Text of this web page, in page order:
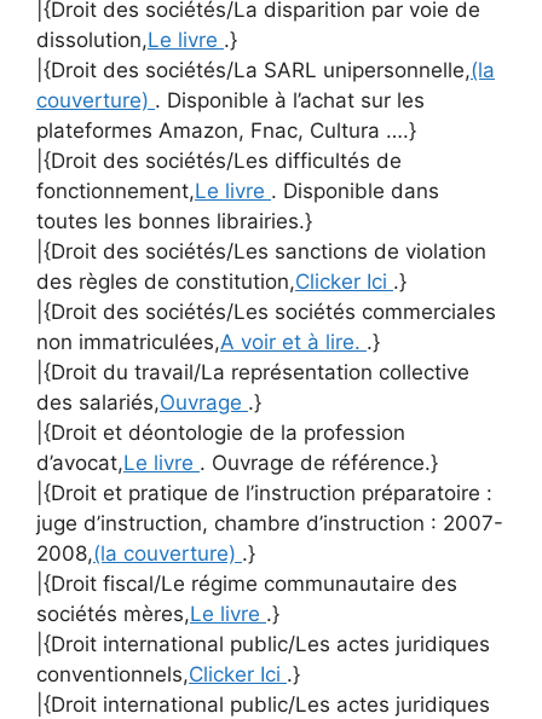
|{Droit des sociétés/La disparition par voie de
dissolution,Le livre .}
|{Droit des sociétés/La SARL unipersonnelle,(la
couverture) . Disponible à l’achat sur les
plateformes Amazon, Fnac, Cultura ….}
|{Droit des sociétés/Les difficultés de
fonctionnement,Le livre . Disponible dans
toutes les bonnes librairies.}
|{Droit des sociétés/Les sanctions de violation
des règles de constitution,Clicker Ici .}
|{Droit des sociétés/Les sociétés commerciales
non immatriculées,A voir et à lire. .}
|{Droit du travail/La représentation collective
des salariés,Ouvrage .}
|{Droit et déontologie de la profession
d’avocat,Le livre . Ouvrage de référence.}
|{Droit et pratique de l’instruction préparatoire :
juge d’instruction, chambre d’instruction : 2007-
2008,(la couverture) .}
|{Droit fiscal/Le régime communautaire des
sociétés mères,Le livre .}
|{Droit international public/Les actes juridiques
conventionnels,Clicker Ici .}
|{Droit international public/Les actes juridiques